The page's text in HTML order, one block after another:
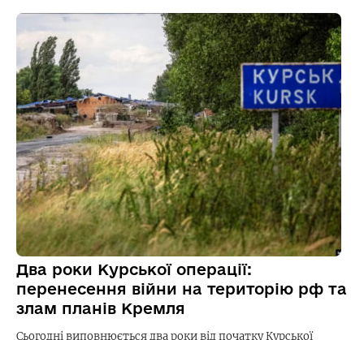
Два роки Курської операції:
перенесення війни на територію рф та
злам планів Кремля
Сьогодні виповнюється два роки від початку Курської